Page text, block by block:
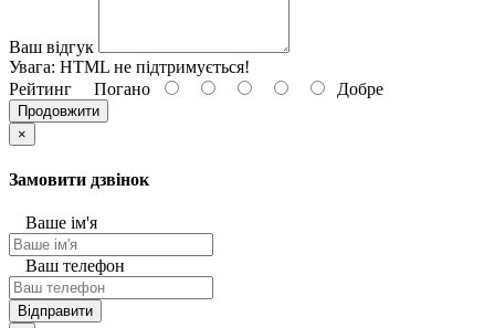
Ваш відгук
Увага: HTML не підтримується!
Рейтинг Погано Добре
Продовжити
×
Замовити дзвінок
Ваше ім'я
Ваш телефон
Відправити